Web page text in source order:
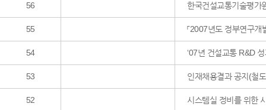
56 한국건설교통기술평가
55 「2007년도 정부연구개
54 ‘07년 건설교통 R&D
53 인재채용결과 공지(철
52 시스템실 정비를 위한